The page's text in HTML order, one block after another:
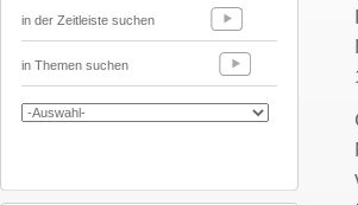
in der Zeitleiste suchen
in Themen suchen